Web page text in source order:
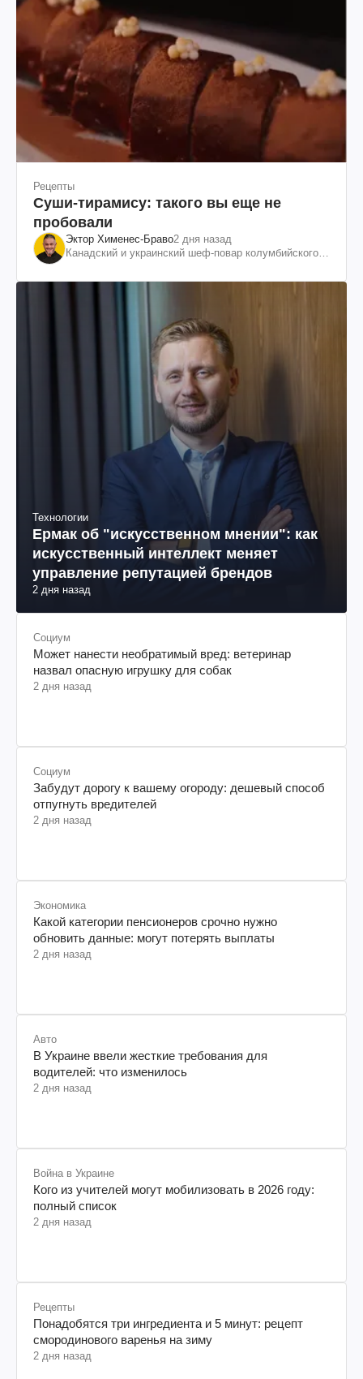
Рецепты
Суши-тирамису: такого вы еще не
пробовали
Эктор Хименес-Браво2 дня назад
Канадский и украинский шеф-повар колумбийского
Технологии
Ермак об "искусственном мнении": как
искусственный интеллект меняет
управление репутацией брендов
2 дня назад
Социум
Может нанести необратимый вред: ветеринар
назвал опасную игрушку для собак
2 дня назад
Социум
Забудут дорогу к вашему огороду: дешевый способ
отпугнуть вредителей
2 дня назад
Экономика
Какой категории пенсионеров срочно нужно
обновить данные: могут потерять выплаты
2 дня назад
Авто
В Украине ввели жесткие требования для
водителей: что изменилось
2 дня назад
Война в Украине
Кого из учителей могут мобилизовать в 2026 году:
полный список
2 дня назад
Рецепты
Понадобятся три ингредиента и 5 минут: рецепт
смородинового варенья на зиму
2 дня назад